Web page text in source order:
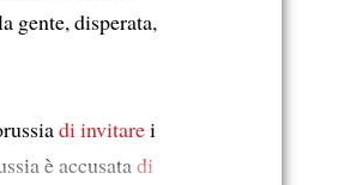
gente, disperata,
di invitarei
è accusatadi